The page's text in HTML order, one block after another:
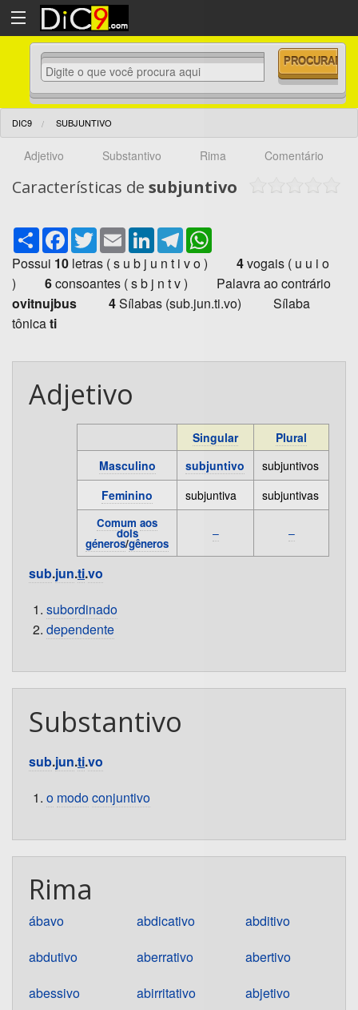
DIC9 SUBJUNTIVO
Adjetivo Substantivo Rima Comentário
Características de subjuntivo
ShareFacebook
TwitterEmailLinkedInTelegram
Possui 10 letras ( s u b j u n t i v o ) 4vogais ( u u i o
) 6consoantes ( s b j n t v ) Palavra ao contrário
ovitnujbus
4Sílabas (sub.jun.ti.vo) Sílaba
tônicati
Adjetivo
Singular
Plural
Masculino
subjuntivo
subjuntivos
Feminino
subjuntiva subjuntivas
Comum aos
dois
géneros/gêneros
– –
sub.jun.ti.vo
subordinado
dependente
Substantivo
sub.jun.ti.vo
o modoconjuntivo
Rima
ábavo abdicativo
abditivo
abdutivo
aberrativo
abertivo
abessivo
abirritativo
abjetivo